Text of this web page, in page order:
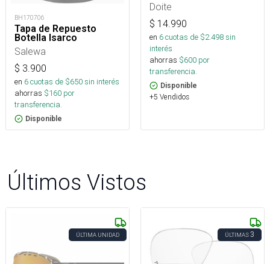
BH170706
Tapa de Repuesto
Botella Isarco
Salewa
$ 3.900
en 6cuotas de $650sin interés
ahorras $160 por
transferencia.
Disponible
Doite
$ 14.990
en 6cuotas de $2.498sin
interés
ahorras $600 por
transferencia.
Disponible
+5 Vendidos
Últimos Vistos
ÚLTIMA UNIDAD ÚLTIMAS3